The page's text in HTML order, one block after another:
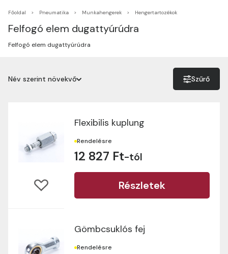
Főoldal Pneumatika Munkahengerek Hengertartozékok
Felfogó elem dugattyúrúdra
Felfogó elem dugattyúrúdra
Név szerint növekvő
Ár szerint növekvő
Ár szerint csökkenő
Szűrő
Flexibilis kuplung
Rendelésre
12 827 Ft-tól
Részletek
Gömbcsuklós fej
Rendelésre